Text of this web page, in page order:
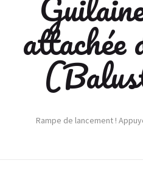
attachée
Rampe de lancement !